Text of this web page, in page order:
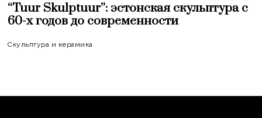
“Tuur Skulptuur”: эстонская скульптура c
60-х годов до современности
Скульптура и керамика